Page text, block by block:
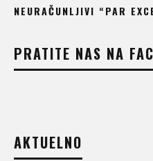
NEURAČUNLJIVI “PAR
PRATITE NAS NA
AKTUELNO